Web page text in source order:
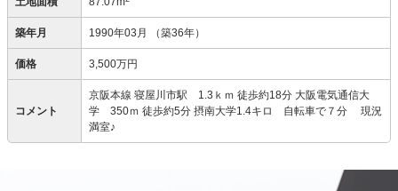
築年月 1990年03月 （築36年）
価格 3,500万円
コメント
京阪本線 寝屋川市駅 1.3ｋｍ 徒歩約18分 大阪電気通信大
学 350ｍ 徒歩約5分 摂南大学1.4キロ 自転車で７分 現況
満室♪